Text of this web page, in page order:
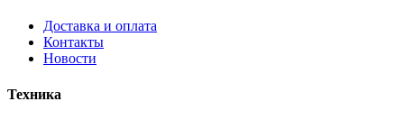
Доставка и оплата
Контакты
Новости
Техника